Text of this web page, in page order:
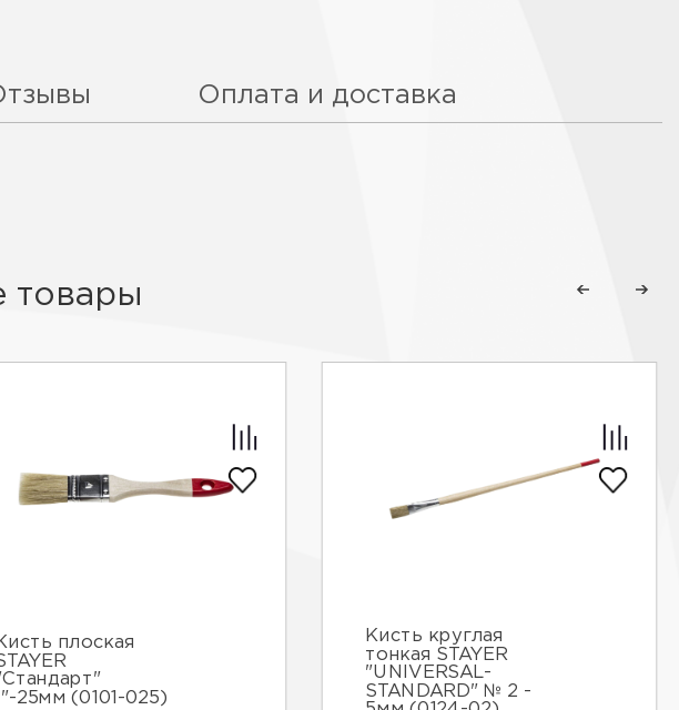
Оплата и доставка
товары
плоская
25мм (0101-025)
Кисть круглая
тонкая STAYER
"UNIVERSAL-
STANDARD" № 2 -